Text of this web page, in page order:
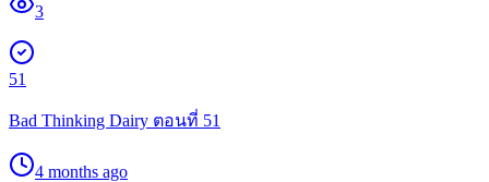
3
51
Bad Thinking Dairy ตอนที่ 51
4 months ago